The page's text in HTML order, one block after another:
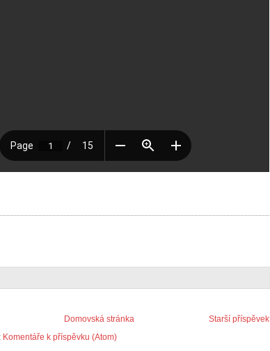
Starší příspěvek
Domovská stránka
Komentáře k příspěvku (Atom)